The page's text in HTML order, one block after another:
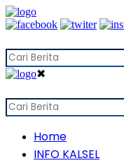
✖
Home
INFO KALSEL